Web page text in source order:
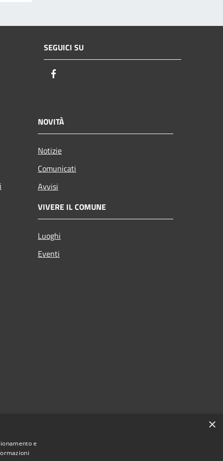
SEGUICI SU
NOVITÀ
Notizie
Comunicati
Avvisi
VIVERE IL COMUNE
Luoghi
Eventi
×
e